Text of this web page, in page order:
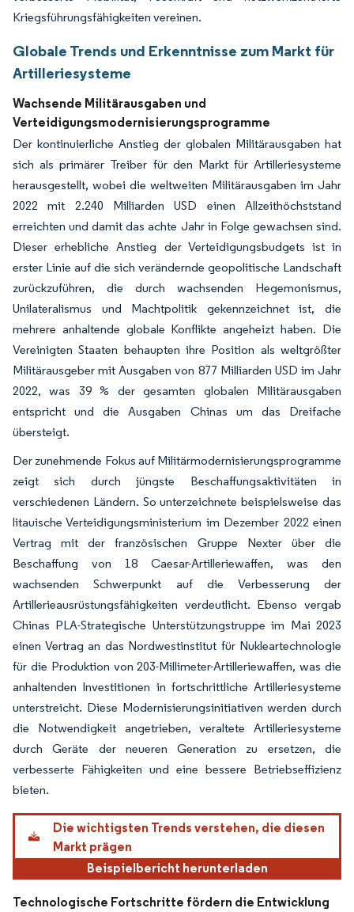
Kriegsführungsfähigkeiten vereinen.
Globale Trends und Erkenntnisse zum Markt für
Artilleriesysteme
Wachsende Militärausgaben und
Verteidigungsmodernisierungsprogramme
Der kontinuierliche Anstieg der globalen Militärausgaben hat
sich als primärer Treiber für den Markt für Artilleriesysteme
herausgestellt, wobei die weltweiten Militärausgaben im Jahr
2022 mit 2.240 Milliarden USD einen Allzeithöchststand
erreichten und damit das achte Jahr in Folge gewachsen sind.
Dieser erhebliche Anstieg der Verteidigungsbudgets ist in
erster Linie auf die sich verändernde geopolitische Landschaft
zurückzuführen, die durch wachsenden Hegemonismus,
Unilateralismus und Machtpolitik gekennzeichnet ist, die
mehrere anhaltende globale Konflikte angeheizt haben. Die
Vereinigten Staaten behaupten ihre Position als weltgrößter
Militärausgeber mit Ausgaben von 877 Milliarden USD im Jahr
2022, was 39 % der gesamten globalen Militärausgaben
entspricht und die Ausgaben Chinas um das Dreifache
übersteigt.
Der zunehmende Fokus auf Militärmodernisierungsprogramme
zeigt sich durch jüngste Beschaffungsaktivitäten in
verschiedenen Ländern. So unterzeichnete beispielsweise das
litauische Verteidigungsministerium im Dezember 2022 einen
Vertrag mit der französischen Gruppe Nexter über die
Beschaffung von 18 Caesar-Artilleriewaffen, was den
wachsenden Schwerpunkt auf die Verbesserung der
Artillerieausrüstungsfähigkeiten verdeutlicht. Ebenso vergab
Chinas PLA-Strategische Unterstützungstruppe im Mai 2023
einen Vertrag an das Nordwestinstitut für Nukleartechnologie
für die Produktion von 203-Millimeter-Artilleriewaffen, was die
anhaltenden Investitionen in fortschrittliche Artilleriesysteme
unterstreicht. Diese Modernisierungsinitiativen werden durch
die Notwendigkeit angetrieben, veraltete Artilleriesysteme
durch Geräte der neueren Generation zu ersetzen, die
verbesserte Fähigkeiten und eine bessere Betriebseffizienz
bieten.
Die wichtigsten Trends verstehen, die diesen
Markt prägen
Beispielbericht herunterladen
Technologische Fortschritte fördern die Entwicklung